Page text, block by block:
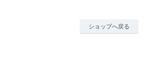
ショップへ戻る